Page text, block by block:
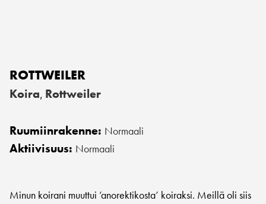
ROTTWEILER
Koira, Rottweiler
Ruumiinrakenne: Normaali
Aktiivisuus: Normaali
Minun koirani muuttui ’anorektikosta’ koiraksi. Meillä oli siis